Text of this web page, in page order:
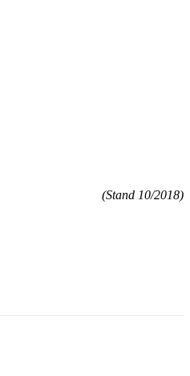
(Stand 10/2018)